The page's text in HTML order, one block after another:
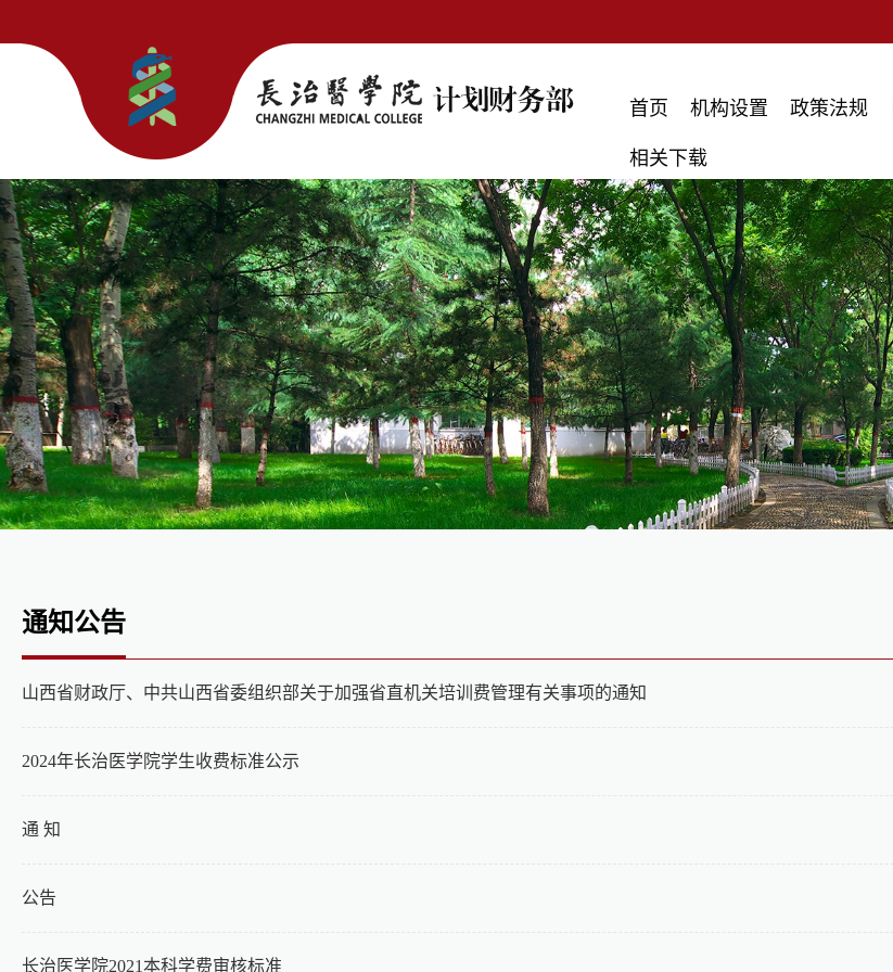
首页 机构设置 政策法规
相关下载
通知公告
山西省财政厅、中共山西省委组织部关于加强省直机关培训费管理有关事项的通知
2024年长治医学院学生收费标准公示
通 知
公告
长治医学院2021本科学费审核标准